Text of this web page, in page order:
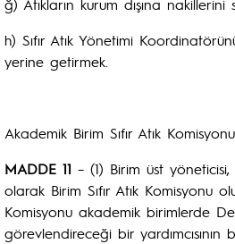
ğ) Atıkların kurum dışına nakillerini
h) Sıfır Atık Yönetimi
yerine getirmek.
Akademik Birim Sıfır Atık
MADDE 11 – (1) Birim üst
olarak Birim Sıfır Atık Komisyonu
Komisyonu akademik birimlerde
görevlendireceği bir yardımcısının